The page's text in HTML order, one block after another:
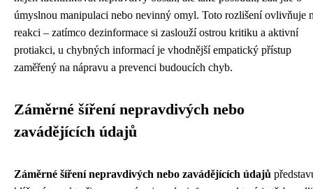
úmyslnou manipulaci nebo nevinný omyl. Toto rozlišení ovlivňuje
reakci – zatímco dezinformace si zaslouží ostrou kritiku a aktivní
protiakci, u chybných informací je vhodnější empatický přístup
zaměřený na nápravu a prevenci budoucích chyb.
Záměrné šíření nepravdivých nebo
zavádějících údajů
Záměrné šíření nepravdivých nebo zavádějících údajů